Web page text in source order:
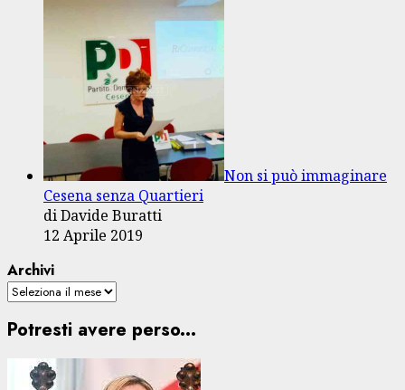
Non si può immaginare
Cesena senza Quartieri
di Davide Buratti
12 Aprile 2019
Archivi
Potresti avere perso...